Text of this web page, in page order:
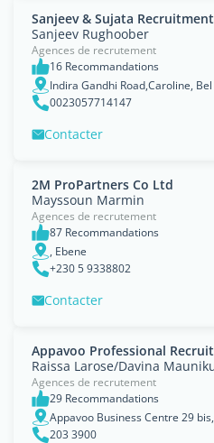
Sanjeev & Sujata
Sanjeev Rughoober
Agences de recrutement
16 Recommandations
Indira Gandhi Road,Caroline,
0023057714147
Contacter
2M ProPartners Co Ltd
Mayssoun Marmin
Agences de recrutement
87 Recommandations
, Ebene
+230 5 9338802
Contacter
Appavoo Professional
Raissa Larose/Davina
Agences de recrutement
29 Recommandations
203 3900